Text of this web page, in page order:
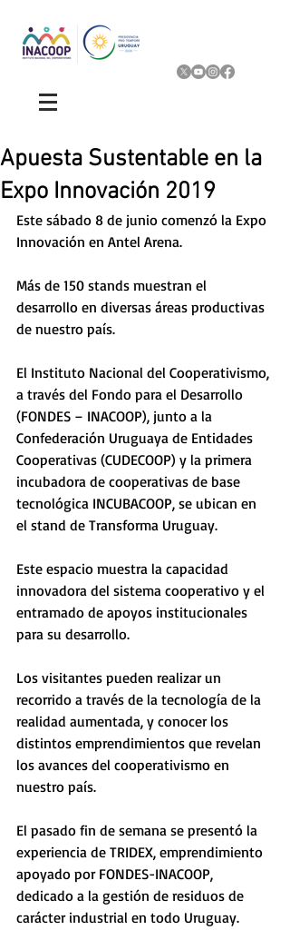
Apuesta Sustentable en la
Expo Innovación 2019
Este sábado 8 de junio comenzó la Expo
Innovación en Antel Arena.
Más de 150 stands muestran el
desarrollo en diversas áreas productivas
de nuestro país.
El Instituto Nacional del Cooperativismo,
a través del Fondo para el Desarrollo
(FONDES – INACOOP), junto a la
Confederación Uruguaya de Entidades
Cooperativas (CUDECOOP) y la primera
incubadora de cooperativas de base
tecnológica INCUBACOOP, se ubican en
el stand de Transforma Uruguay.
Este espacio muestra la capacidad
innovadora del sistema cooperativo y el
entramado de apoyos institucionales
para su desarrollo.
Los visitantes pueden realizar un
recorrido a través de la tecnología de la
realidad aumentada, y conocer los
distintos emprendimientos que revelan
los avances del cooperativismo en
nuestro país.
El pasado fin de semana se presentó la
experiencia de TRIDEX, emprendimiento
apoyado por FONDES-INACOOP,
dedicado a la gestión de residuos de
carácter industrial en todo Uruguay.